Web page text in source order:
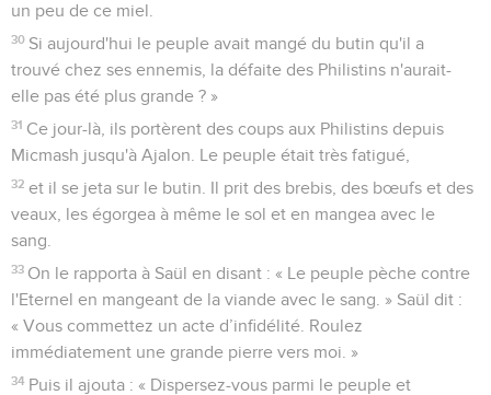
un peu de ce miel.
30 Si aujourd'hui le peuple avait mangé du butin qu'il a
trouvé chez ses ennemis, la défaite des Philistins n'aurait-
elle pas été plus grande ? »
31 Ce jour-là, ils portèrent des coups aux Philistins depuis
Micmash jusqu'à Ajalon. Le peuple était très fatigué,
32 et il se jeta sur le butin. Il prit des brebis, des bœufs et des
veaux, les égorgea à même le sol et en mangea avec le
sang.
33 On le rapporta à Saül en disant : « Le peuple pèche contre
l'Eternel en mangeant de la viande avec le sang. » Saül dit :
« Vous commettez un acte d’infidélité. Roulez
immédiatement une grande pierre vers moi. »
34 Puis il ajouta : « Dispersez-vous parmi le peuple et